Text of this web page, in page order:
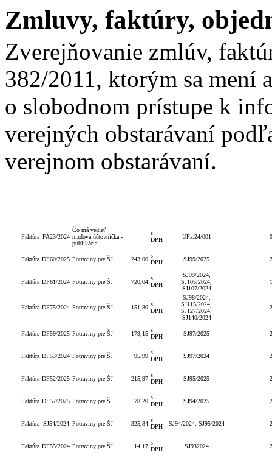
Zmluvy, faktúry,
Zverejňovanie zmlúv,
382/2011, ktorým sa mení
o slobodnom prístupe k
verejných obstarávaní
verejnom obstarávaní.
Faktúra FA23/2024
Čo má vedieť
mzdová účtovníčka -
publikácia
s
DPH
UFa.24/001
Faktúra DF60/2025 Potraviny pre ŠJ 243,00
s
DPH
SJ99/2025
Faktúra DF61/2024 Potraviny pre ŠJ 720,04
s
DPH
SJ99/2024,
SJ105/2024,
SJ107/2024
Faktúra DF75/2024 Potraviny pre ŠJ 151,80 s
DPH
SJ98/2024,
SJ115/2024,
SJ127/2024,
SJ140/2024
Faktúra DF59/2025 Potraviny pre ŠJ 179,15
s
DPH
SJ97/2025
Faktúra DF53/2024 Potraviny pre ŠJ 95,99
s
DPH
SJ97/2024
Faktúra DF52/2025 Potraviny pre ŠJ 215,97
s
DPH
SJ95/2025
Faktúra DF57/2025 Potraviny pre ŠJ 78,20
s
DPH
SJ94/2025
Faktúra SJ54/2024 Potraviny pre ŠJ 325,84
s
DPH
SJ94/2024, SJ95/2024
Faktúra DF55/2024 Potraviny pre ŠJ 14,17
s
DPH
SJ932024